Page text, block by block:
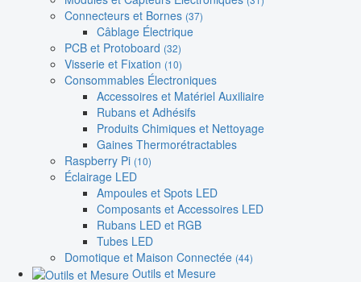
Connecteurs et Bornes (37)
Câblage Électrique
PCB et Protoboard (32)
Visserie et Fixation (10)
Consommables Électroniques
Accessoires et Matériel Auxiliaire
Rubans et Adhésifs
Produits Chimiques et Nettoyage
Gaines Thermorétractables
Raspberry Pi (10)
Éclairage LED
Ampoules et Spots LED
Composants et Accessoires LED
Rubans LED et RGB
Tubes LED
Domotique et Maison Connectée (44)
Outils et Mesure